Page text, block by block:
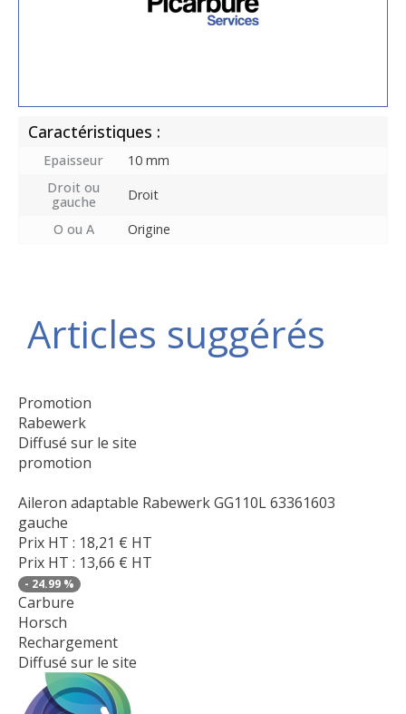
Caractéristiques :
Epaisseur
10 mm
Droit ou
gauche
Droit
O ou A
Origine
Articles suggérés
Promotion
Rabewerk
Diffusé sur le site
promotion
Aileron adaptable Rabewerk GG110L 63361603
gauche
Prix HT : 18,21 € HT
Prix HT : 13,66 € HT
- 24.99 %
Carbure
Horsch
Rechargement
Diffusé sur le site